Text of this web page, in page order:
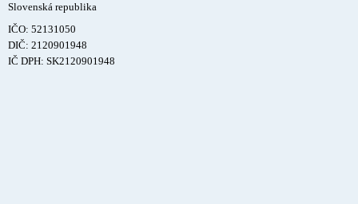
Slovenská republika
IČO: 52131050
DIČ: 2120901948
IČ DPH: SK2120901948